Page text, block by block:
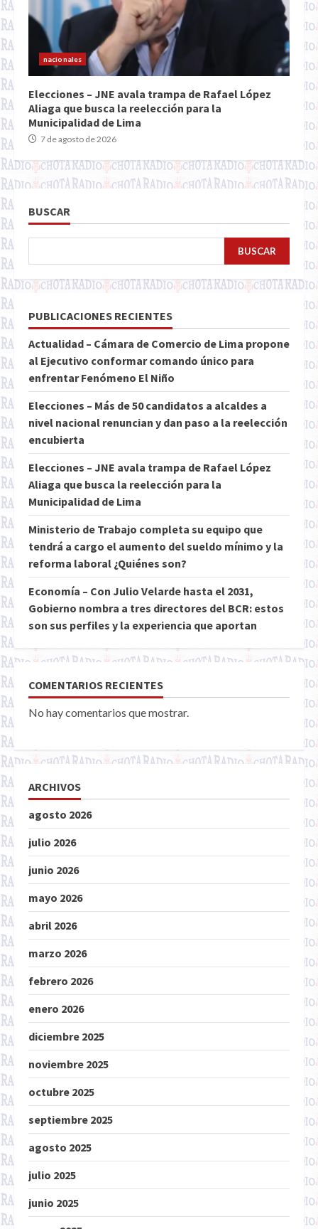
nacionales
Elecciones – JNE avala trampa de Rafael López
Aliaga que busca la reelección para la
Municipalidad de Lima
7 de agosto de 2026
BUSCAR
BUSCAR
PUBLICACIONES RECIENTES
Actualidad – Cámara de Comercio de Lima propone
al Ejecutivo conformar comando único para
enfrentar Fenómeno El Niño
Elecciones – Más de 50 candidatos a alcaldes a
nivel nacional renuncian y dan paso a la reelección
encubierta
Elecciones – JNE avala trampa de Rafael López
Aliaga que busca la reelección para la
Municipalidad de Lima
Ministerio de Trabajo completa su equipo que
tendrá a cargo el aumento del sueldo mínimo y la
reforma laboral ¿Quiénes son?
Economía – Con Julio Velarde hasta el 2031,
Gobierno nombra a tres directores del BCR: estos
son sus perfiles y la experiencia que aportan
COMENTARIOS RECIENTES
No hay comentarios que mostrar.
ARCHIVOS
agosto 2026
julio 2026
junio 2026
mayo 2026
abril 2026
marzo 2026
febrero 2026
enero 2026
diciembre 2025
noviembre 2025
octubre 2025
septiembre 2025
agosto 2025
julio 2025
junio 2025